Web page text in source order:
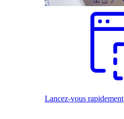
Lancez-vous rapidement